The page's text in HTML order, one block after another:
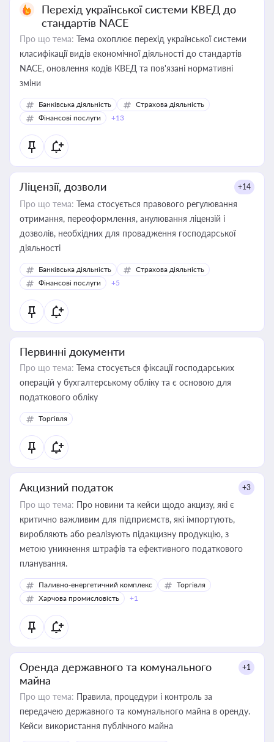
Перехід української системи КВЕД до
стандартів NACE
Про що тема: Тема охоплює перехід української системи
класифікації видів економічної діяльності до стандартів
NACE, оновлення кодів КВЕД та пов'язані нормативні
зміни
Банківська діяльність
Страхова діяльність
Фінансові послуги
+13
Ліцензії, дозволи +14
Про що тема: Тема стосується правового регулювання
отримання, переоформлення, анулювання ліцензій і
дозволів, необхідних для провадження господарської
діяльності
Банківська діяльність
Страхова діяльність
Фінансові послуги
+5
Первинні документи
Про що тема: Тема стосується фіксації господарських
операцій у бухгалтерському обліку та є основою для
податкового обліку
Торгівля
Акцизний податок +3
Про що тема: Про новини та кейси щодо акцизу, які є
критично важливим для підприємств, які імпортують,
виробляють або реалізують підакцизну продукцію, з
метою уникнення штрафів та ефективного податкового
планування.
Паливно-енергетичний комплекс
Торгівля
Харчова промисловість
+1
Оренда державного та комунального
майна
+1
Про що тема: Правила, процедури і контроль за
передачею державного та комунального майна в оренду.
Кейси використання публічного майна